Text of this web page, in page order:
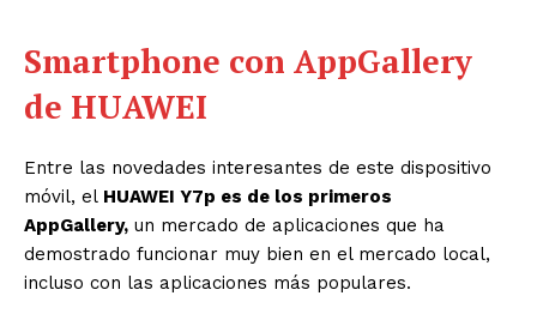
Smartphone con AppGallery
de HUAWEI
Entre las novedades interesantes de este dispositivo
móvil, el HUAWEI Y7p es de los primeros
AppGallery, un mercado de aplicaciones que ha
demostrado funcionar muy bien en el mercado local,
incluso con las aplicaciones más populares.